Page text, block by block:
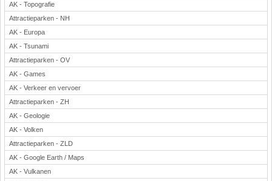
AK - Topografie
Attractieparken - NH
AK - Europa
AK - Tsunami
Attractieparken - OV
AK - Games
AK - Verkeer en vervoer
Attractieparken - ZH
AK - Geologie
AK - Volken
Attractieparken - ZLD
AK - Google Earth / Maps
AK - Vulkanen